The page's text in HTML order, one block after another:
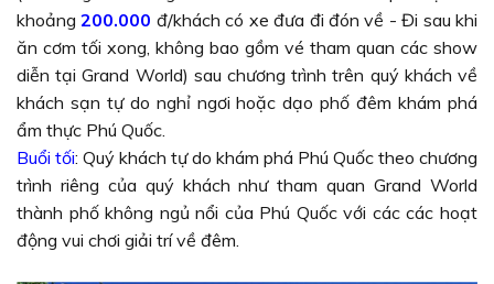
khoảng200.000 đ/khách có xe đưa đi đón về - Đi sau khi
ăn cơm tối xong, không bao gồm vé tham quan các show
diễn tại Grand World) sau chương trình trên quý khách về
khách sạn tự do nghỉ ngơi hoặc dạo phố đêm khám phá
ẩm thực Phú Quốc.
Buổi tối: Quý khách tự do khám phá Phú Quốc theo chương
trình riêng của quý khách như tham quan Grand World
thành phố không ngủ nổi của Phú Quốc với các các hoạt
động vui chơi giải trí về đêm.